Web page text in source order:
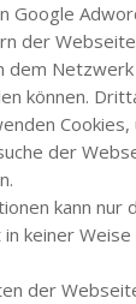
Google
der
dem
können.
der
kann nur
keiner Weise
der